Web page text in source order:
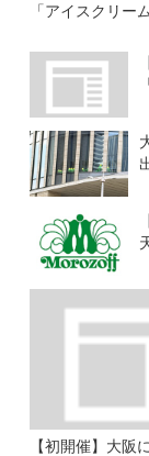
「アイスクリー
国34ブランド
登場の「チョコ
【初開催】大阪